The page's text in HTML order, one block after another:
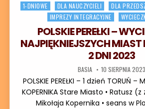
Posted in
1-DNIOWE DLA NAUCZYCIELI DLA
IMPREZY INTEGRACYJNE
POLSKIE PEREŁKI –
NAJPIĘKNIEJSZYCH MIAST
2 DNI 2023
AUTOR:
BASIA DATA PUBLIKACJI:
10 SIERPNIA 2023
POLSKIE PEREŁKI – 1 dzień TORUŃ –
KOPERNIKA Stare Miasto • Ratusz
Mikołaja Kopernika • seans w